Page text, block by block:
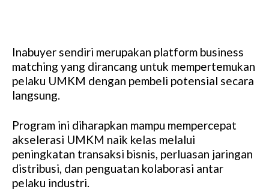
Inabuyer sendiri merupakan platform business
matching yang dirancang untuk mempertemukan
pelaku UMKM dengan pembeli potensial secara
langsung.
Program ini diharapkan mampu mempercepat
akselerasi UMKM naik kelas melalui
peningkatan transaksi bisnis, perluasan jaringan
distribusi, dan penguatan kolaborasi antar
pelaku industri.